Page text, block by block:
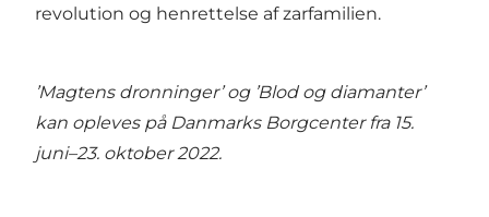
revolution og henrettelse af zarfamilien.
’Magtens dronninger’ og ’Blod og diamanter’
kan opleves på Danmarks Borgcenter fra 15.
juni–23. oktober 2022.